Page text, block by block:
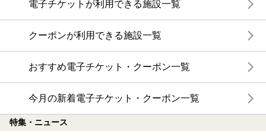
電子チケットが利用できる施設一覧
クーポンが利用できる施設一覧
おすすめ電子チケット・クーポン一覧
今月の新着電子チケット・クーポン一覧
特集・ニュース